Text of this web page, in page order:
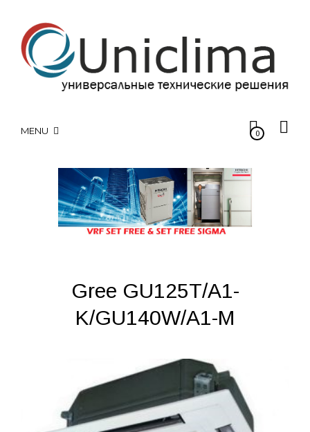
MENU 0
Gree GU125T/A1-
K/GU140W/A1-M